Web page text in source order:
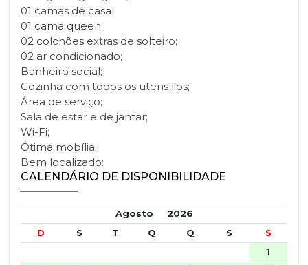
01 camas de casal;
01 cama queen;
02 colchões extras de solteiro;
02 ar condicionado;
Banheiro social;
Cozinha com todos os utensílios;
Área de serviço;
Sala de estar e de jantar;
Wi-Fi;
Ótima mobília;
Bem localizado:
CALENDÁRIO DE DISPONIBILIDADE
Agosto 2026
D
S T Q Q S
S
1